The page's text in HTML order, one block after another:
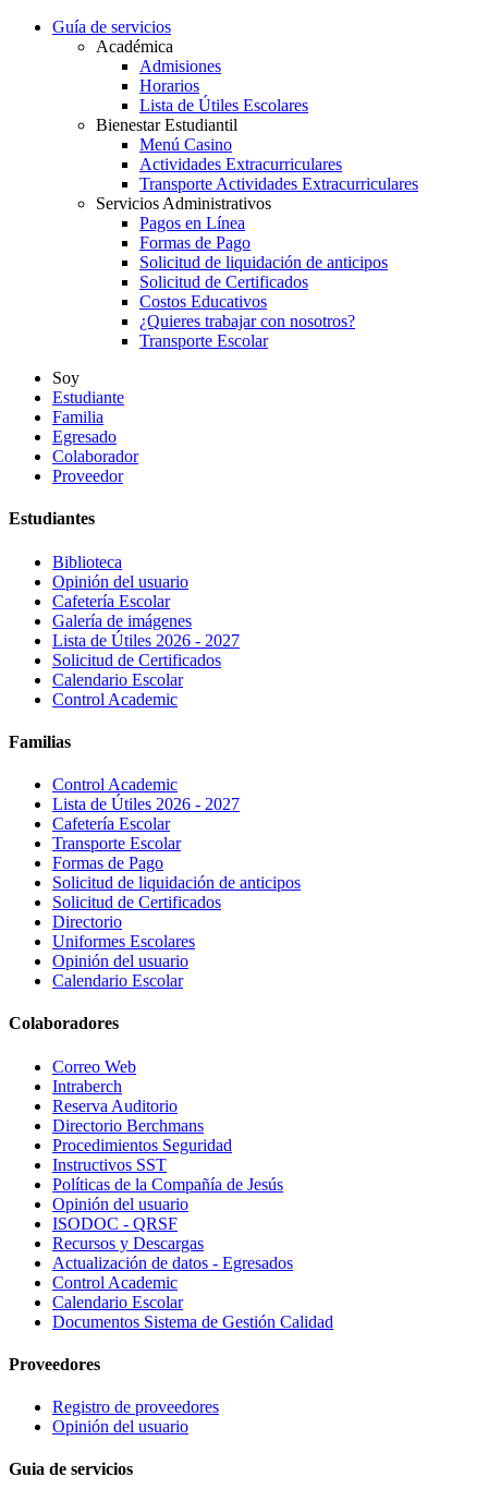
Guía de servicios
Académica
Admisiones
Horarios
Lista de Útiles Escolares
Bienestar Estudiantil
Menú Casino
Actividades Extracurriculares
Transporte Actividades Extracurriculares
Servicios Administrativos
Pagos en Línea
Formas de Pago
Solicitud de liquidación de anticipos
Solicitud de Certificados
Costos Educativos
¿Quieres trabajar con nosotros?
Transporte Escolar
Soy
Estudiante
Familia
Egresado
Colaborador
Proveedor
Estudiantes
Biblioteca
Opinión del usuario
Cafetería Escolar
Galería de imágenes
Lista de Útiles 2026 - 2027
Solicitud de Certificados
Calendario Escolar
Control Academic
Familias
Control Academic
Lista de Útiles 2026 - 2027
Cafetería Escolar
Transporte Escolar
Formas de Pago
Solicitud de liquidación de anticipos
Solicitud de Certificados
Directorio
Uniformes Escolares
Opinión del usuario
Calendario Escolar
Colaboradores
Correo Web
Intraberch
Reserva Auditorio
Directorio Berchmans
Procedimientos Seguridad
Instructivos SST
Políticas de la Compañía de Jesús
Opinión del usuario
ISODOC - QRSF
Recursos y Descargas
Actualización de datos - Egresados
Control Academic
Calendario Escolar
Documentos Sistema de Gestión Calidad
Proveedores
Registro de proveedores
Opinión del usuario
Guia de servicios